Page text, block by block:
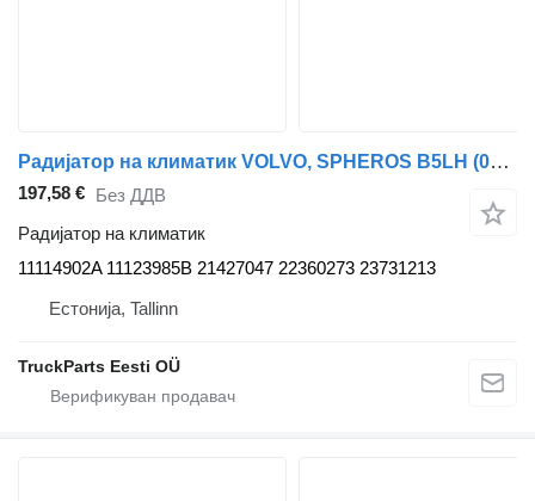
Радијатор на климатик VOLVO, SPHEROS B5LH (01.08-) 11114902A за автобус Volvo B5LH, B0E (2008-)
197,58 € Без ДДВ
Радијатор на климатик
11114902A 11123985B 21427047 22360273 23731213
Естонија, Tallinn
TruckParts Eesti OÜ